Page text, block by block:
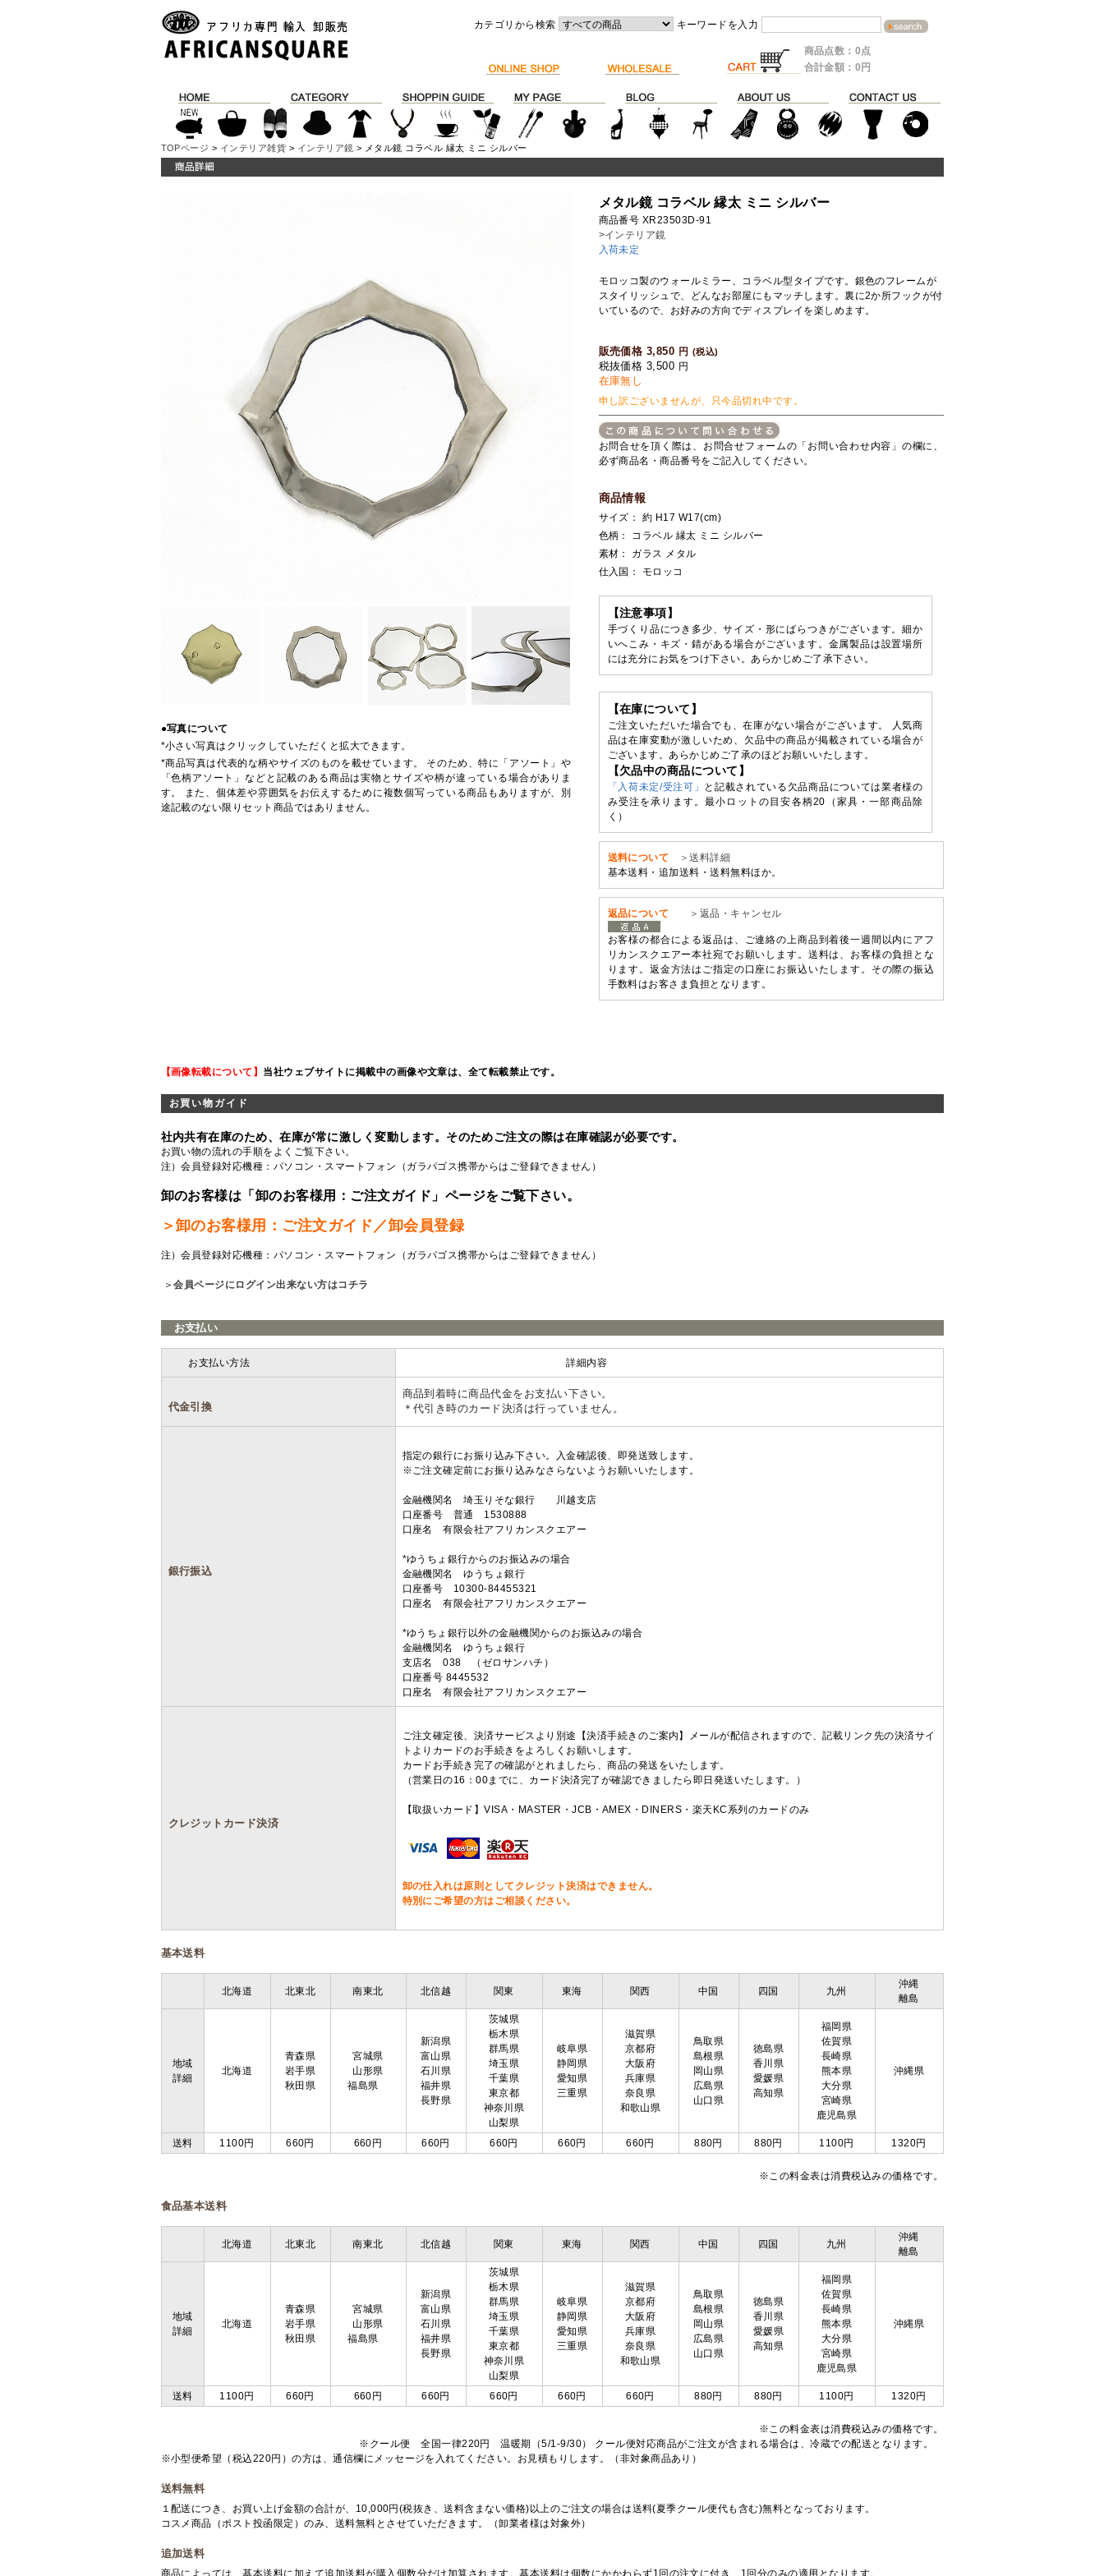
カテゴリから検索 キーワードを入力
商品点数：0点
合計金額：0円
TOPページ > インテリア雑貨 > インテリア鏡 > メタル鏡 コラベル 縁太 ミニ シルバー
●写真について
*小さい写真はクリックしていただくと拡大できます。
*商品写真は代表的な柄やサイズのものを載せています。 そのため、特に「アソート」や
「色柄アソート」などと記載のある商品は実物とサイズや柄が違っている場合がありま
す。 また、個体差や雰囲気をお伝えするために複数個写っている商品もありますが、別
途記載のない限りセット商品ではありません。
メタル鏡 コラベル 縁太 ミニ シルバー
商品番号 XR23503D-91
>インテリア鏡
入荷未定
モロッコ製のウォールミラー、コラベル型タイプです。銀色のフレームが
スタイリッシュで、どんなお部屋にもマッチします。裏に2か所フックが付
いているので、お好みの方向でディスプレイを楽しめます。
販売価格 3,850 円 (税込)
税抜価格 3,500 円
在庫無し
申し訳ございませんが、只今品切れ中です。
お問合せを頂く際は、お問合せフォームの「お問い合わせ内容」の欄に、
必ず商品名・商品番号をご記入してください。
商品情報
サイズ： 約 H17 W17(cm)
色柄： コラベル 縁太 ミニ シルバー
素材： ガラス メタル
仕入国： モロッコ
【注意事項】
手づくり品につき多少、サイズ・形にばらつきがございます。細か
いへこみ・キズ・錆がある場合がございます。金属製品は設置場所
には充分にお気をつけ下さい。あらかじめご了承下さい。
【在庫について】
ご注文いただいた場合でも、在庫がない場合がございます。 人気商
品は在庫変動が激しいため、欠品中の商品が掲載されている場合が
ございます。あらかじめご了承のほどお願いいたします。
【欠品中の商品について】
「入荷未定/受注可」
と記載されている欠品商品については業者様の
み受注を承ります。最小ロットの目安各柄20（家具・一部商品除
く）
送料について
＞送料詳細
基本送料・追加送料・送料無料ほか。
返品について ＞返品・キャンセル
お客様の都合による返品は、ご連絡の上商品到着後一週間以内にアフ
リカンスクエアー本社宛でお願いします。送料は、お客様の負担とな
ります。返金方法はご指定の口座にお振込いたします。その際の振込
手数料はお客さま負担となります。
【画像転載について】 当社ウェブサイトに掲載中の画像や文章は、全て転載禁止です。
お買い物ガイド
社内共有在庫のため、在庫が常に激しく変動します。そのためご注文の際は在庫確認が必要です。
お買い物の流れの手順をよくご覧下さい。
注）会員登録対応機種：パソコン・スマートフォン（ガラパゴス携帯からはご登録できません）
卸のお客様は「卸のお客様用：ご注文ガイド」ページをご覧下さい。
＞卸のお客様用：ご注文ガイド／卸会員登録
注）会員登録対応機種：パソコン・スマートフォン（ガラパゴス携帯からはご登録できません）
＞会員ページにログイン出来ない方はコチラ
お支払い
お支払い方法 詳細内容
代金引換
商品到着時に商品代金をお支払い下さい。
＊代引き時のカード決済は行っていません。
銀行振込
指定の銀行にお振り込み下さい。入金確認後、即発送致します。
※ご注文確定前にお振り込みなさらないようお願いいたします。
金融機関名 埼玉りそな銀行 川越支店
口座番号 普通 1530888
口座名 有限会社アフリカンスクエアー
*ゆうちょ銀行からのお振込みの場合
金融機関名 ゆうちょ銀行
口座番号 10300-84455321
口座名 有限会社アフリカンスクエアー
*ゆうちょ銀行以外の金融機関からのお振込みの場合
金融機関名 ゆうちょ銀行
支店名 038 （ゼロサンハチ）
口座番号 8445532
口座名 有限会社アフリカンスクエアー
クレジットカード決済
ご注文確定後、決済サービスより別途【決済手続きのご案内】メールが配信されますので、記載リンク先の決済サイ
トよりカードのお手続きをよろしくお願いします。
カードお手続き完了の確認がとれましたら、商品の発送をいたします。
（営業日の16：00までに、カード決済完了が確認できましたら即日発送いたします。）
【取扱いカード】VISA・MASTER・JCB・AMEX・DINERS・楽天KC系列のカードのみ
卸の仕入れは原則としてクレジット決済はできません。
特別にご希望の方はご相談ください。
基本送料
北海道 北東北 南東北 北信越 関東 東海 関西 中国 四国 九州
沖縄
離島
地域
詳細
北海道
青森県
岩手県
秋田県
宮城県
山形県
福島県
新潟県
富山県
石川県
福井県
長野県
茨城県
栃木県
群馬県
埼玉県
千葉県
東京都
神奈川県
山梨県
岐阜県
静岡県
愛知県
三重県
滋賀県
京都府
大阪府
兵庫県
奈良県
和歌山県
鳥取県
島根県
岡山県
広島県
山口県
徳島県
香川県
愛媛県
高知県
福岡県
佐賀県
長崎県
熊本県
大分県
宮崎県
鹿児島県
沖縄県
送料 1100円 660円 660円 660円 660円 660円 660円 880円 880円 1100円 1320円
※この料金表は消費税込みの価格です。
食品基本送料
北海道 北東北 南東北 北信越 関東 東海 関西 中国 四国 九州
沖縄
離島
地域
詳細
北海道
青森県
岩手県
秋田県
宮城県
山形県
福島県
新潟県
富山県
石川県
福井県
長野県
茨城県
栃木県
群馬県
埼玉県
千葉県
東京都
神奈川県
山梨県
岐阜県
静岡県
愛知県
三重県
滋賀県
京都府
大阪府
兵庫県
奈良県
和歌山県
鳥取県
島根県
岡山県
広島県
山口県
徳島県
香川県
愛媛県
高知県
福岡県
佐賀県
長崎県
熊本県
大分県
宮崎県
鹿児島県
沖縄県
送料 1100円 660円 660円 660円 660円 660円 660円 880円 880円 1100円 1320円
※この料金表は消費税込みの価格です。
※クール便 全国一律220円 温暖期（5/1-9/30） クール便対応商品がご注文が含まれる場合は、冷蔵での配送となります。
※小型便希望（税込220円）の方は、通信欄にメッセージを入れてください。お見積もりします。（非対象商品あり）
送料無料
１配送につき、お買い上げ金額の合計が、10,000円(税抜き、送料含まない価格)以上のご注文の場合は送料(夏季クール便代も含む)無料となっております。
コスメ商品（ポスト投函限定）のみ、送料無料とさせていただきます。（卸業者様は対象外）
追加送料
商品によっては、基本送料に加えて追加送料が購入個数分だけ加算されます。基本送料は個数にかかわらず1回の注文に付き、1回分のみの適用となります。